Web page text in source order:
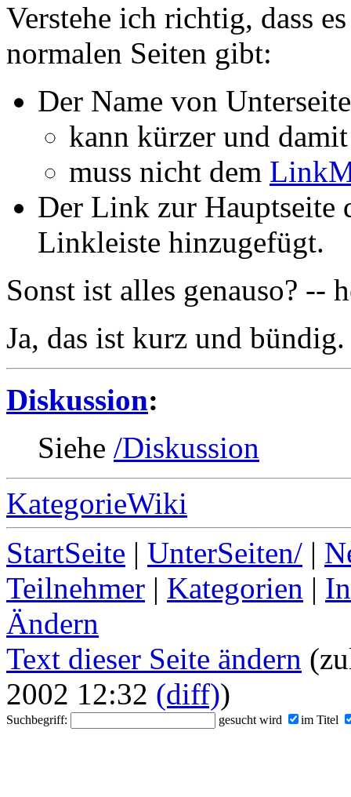
Verstehe ich richtig, dass
normalen Seiten gibt:
Der Name von
kann kürzer und
muss nicht dem
Der Link zur Hauptseite
Linkleiste hinzugefügt.
Sonst ist alles genauso? --
Ja, das ist kurz und
Diskussion:
Siehe /Diskussion
KategorieWiki
StartSeite | UnterSeiten/ |
Teilnehmer | Kategorien |
Ändern
Text dieser Seite ändern
2002 12:32 (diff))
Suchbegriff: gesucht wird im Titel